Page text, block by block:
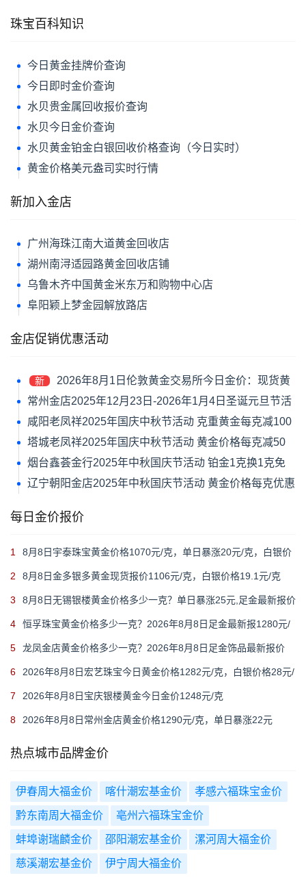
珠宝百科知识
今日黄金挂牌价查询
今日即时金价查询
水贝贵金属回收报价查询
水贝今日金价查询
水贝黄金铂金白银回收价格查询（今日实时）
黄金价格美元盎司实时行情
新加入金店
广州海珠江南大道黄金回收店
湖州南浔适园路黄金回收店铺
乌鲁木齐中国黄金米东万和购物中心店
阜阳颖上梦金园解放路店
金店促销优惠活动
新
2026年8月1日伦敦黄金交易所今日金价：现货黄
金跌1.39%报4046.42美元/盎司
常州金店2025年12月23日-2026年1月4日圣诞元旦节活
动 黄金价格每克减120元
咸阳老凤祥2025年国庆中秋节活动 克重黄金每克减100
元
塔城老凤祥2025年国庆中秋节活动 黄金价格每克减50
元
烟台鑫荟金行2025年中秋国庆节活动 铂金1克换1克免
新品工艺费
辽宁朝阳金店2025年中秋国庆节活动 黄金价格每克优惠
每日金价报价
1
8月8日宇泰珠宝黄金价格1070元/克，单日暴涨20元/克，白银价
2
8月8日金多银多黄金现货报价1106元/克，白银价格19.1元/克
3
8月8日无锡银楼黄金价格多少一克？单日暴涨25元,足金最新报价
4
恒孚珠宝黄金价格多少一克？2026年8月8日足金最新报1280元/
5
龙凤金店黄金价格多少一克？2026年8月8日足金饰品最新报价
6
2026年8月8日宏艺珠宝今日黄金价格1282元/克，白银价格28元/
7
2026年8月8日宝庆银楼黄金今日金价1248元/克
8 2026年8月8日常州金店黄金价格1290元/克，单日暴涨22元
热点城市品牌金价
伊春周大福金价 喀什潮宏基金价 孝感六福珠宝金价
黔东南周大福金价 亳州六福珠宝金价
蚌埠谢瑞麟金价 邵阳潮宏基金价 漯河周大福金价
慈溪潮宏基金价 伊宁周大福金价